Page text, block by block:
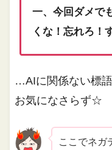
一、今回ダメで
くな！忘れろ！
…AIに関係ない標
お気になさらず☆
ここでネガ